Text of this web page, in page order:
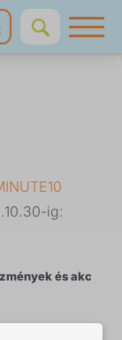
ig:
és akciók